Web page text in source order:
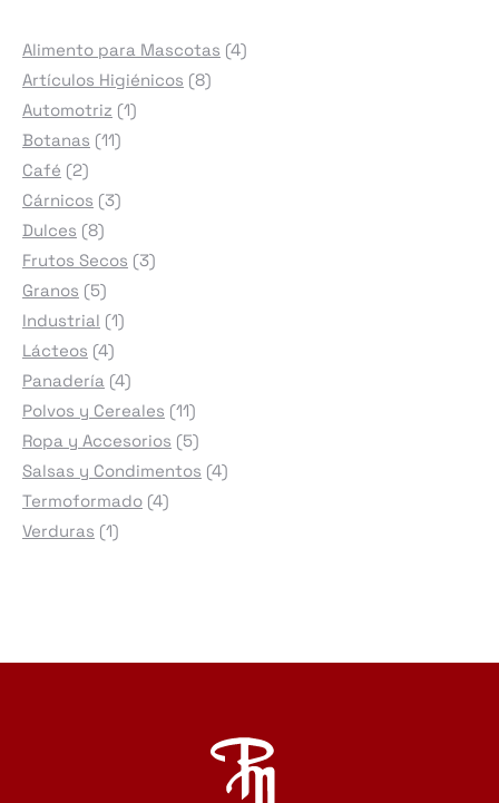
Alimento para Mascotas 44
Artículos Higiénicos 88
Automotriz 11
Botanas 1111
Café 22
productos
Cárnicos 33
Dulces 88
productos
Frutos Secos 33
Granos 55
productos
Industrial 11
Lácteos 44
productos
Panadería 44
productos
Polvos y Cereales 1111
productos
Ropa y Accesorios 55
productos
Salsas y Condimentos 44
Termoformado 44
Verduras 11